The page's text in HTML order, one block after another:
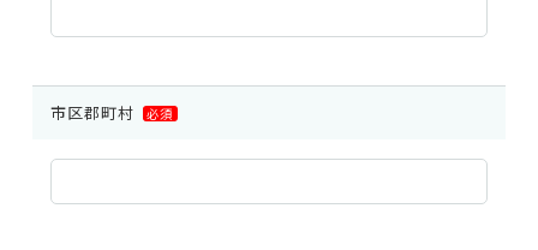
EMC試験器
市区郡町村 必須